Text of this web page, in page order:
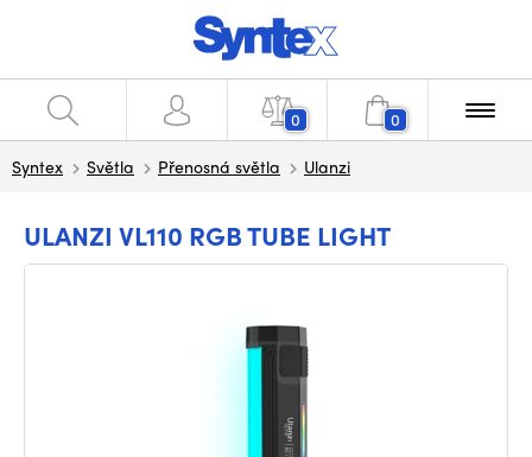
0 0
Syntex Světla Přenosná světla Ulanzi
ULANZI VL110 RGB TUBE LIGHT